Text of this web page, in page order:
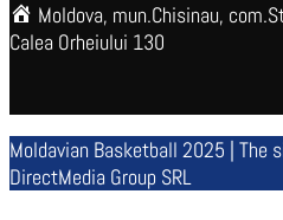
Moldova, mun.Chisinau,
Calea Orheiului 130
Moldavian Basketball 2025 | The
DirectMedia Group SRL